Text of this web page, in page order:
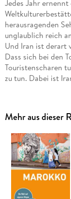
Jedes Jahr
herausragenden
unglaublich reich
Und Iran ist derart
Dass sich bei den
Touristenscharen
zu tun. Dabei ist
Aktivtouren ist das
Begleiter für alle,
wollen. Noch gilt
angesichts der
Landschaften
Iraner und
Loose Travel
genauso wie in
Mehr aus dieser